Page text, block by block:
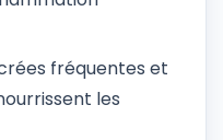
fréquentes et
les